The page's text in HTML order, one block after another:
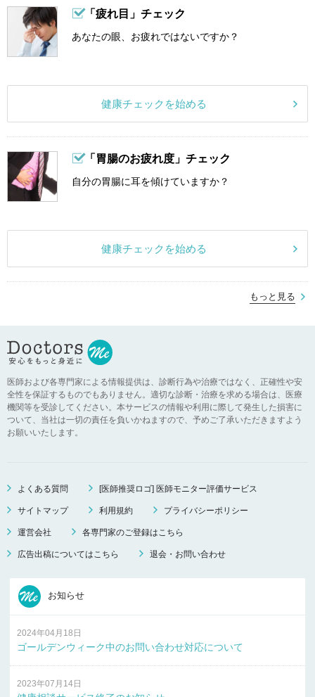
「疲れ目」チェック
あなたの眼、お疲れではないですか？
健康チェックを始める
「胃腸のお疲れ度」チェック
自分の胃腸に耳を傾けていますか？
健康チェックを始める
もっと見る
医師および各専門家による情報提供は、診断行為や治療ではなく、正確性や安
全性を保証するものでもありません。適切な診断・治療を求める場合は、医療
機関等を受診してください。本サービスの情報や利用に際して発生した損害に
ついて、当社は一切の責任を負いかねますので、予めご了承いただきますよう
お願いいたします。
よくある質問 [医師推奨ロゴ] 医師モニター評価サービス
サイトマップ 利用規約 プライバシーポリシー
運営会社 各専門家のご登録はこちら
広告出稿についてはこちら 退会・お問い合わせ
お知らせ
2024年04月18日
ゴールデンウィーク中のお問い合わせ対応について
2023年07月14日